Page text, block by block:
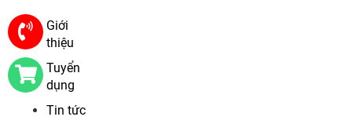
Giới
thiệu
Tuyển
dụng
Tin tức